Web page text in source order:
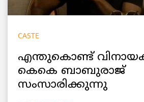
CASTE
എന്തുകൊണ്ട്
കെകെ ബാബുരാജ്
സംസാരിക്കുന്നു